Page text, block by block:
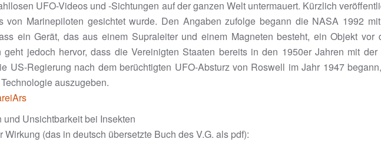
UFO-Videos und -Sichtungen auf der ganzen Welt untermauert. Kürzlich
von Marinepiloten gesichtet wurde. Den Angaben zufolge begann die NASA 1992
ein Gerät, das aus einem Supraleiter und einem Magneten besteht, ein Objekt vor
jedoch hervor, dass die Vereinigten Staaten bereits in den 1950er Jahren mit der
US-Regierung nach dem berüchtigten UFO-Absturz von Roswell im Jahr 1947
auszugeben.
Unsichtbarkeit bei Insekten
(das in deutsch übersetzte Buch des V.G. als pdf):